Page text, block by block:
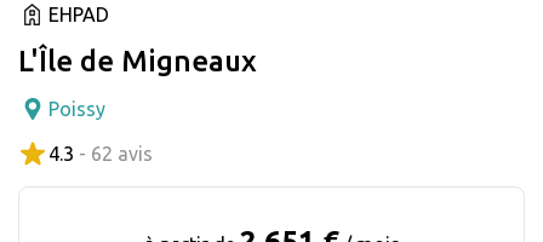
EHPAD
L'Île de Migneaux
Poissy
4.3 - 62 avis